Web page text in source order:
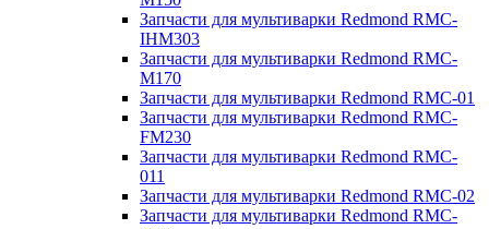
Запчасти для мультиварки Redmond RMC-
IHM303
Запчасти для мультиварки Redmond RMC-
M170
Запчасти для мультиварки Redmond RMC-01
Запчасти для мультиварки Redmond RMC-
FM230
Запчасти для мультиварки Redmond RMC-
011
Запчасти для мультиварки Redmond RMC-02
Запчасти для мультиварки Redmond RMC-